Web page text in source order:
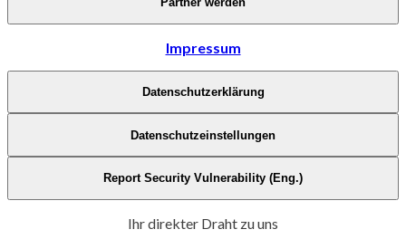
Impressum
Datenschutzerklärung
Datenschutzeinstellungen
Report Security Vulnerability (Eng.)
Ihr direkter Draht zu uns